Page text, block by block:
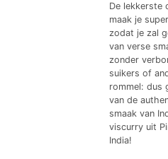
De lekkerste
maak je
zodat je zal
van verse
zonder
suikers of
rommel: dus
van de
smaak van
viscurry uit
India!